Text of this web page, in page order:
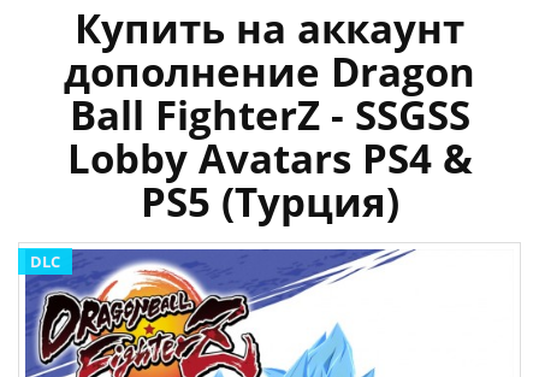
Купить на аккаунт
дополнение Dragon
Ball FighterZ - SSGSS
Lobby Avatars PS4 &
PS5 (Турция)
DLC